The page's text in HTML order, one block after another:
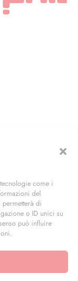
come i
del
di
o ID unici su
può influire
(MI)